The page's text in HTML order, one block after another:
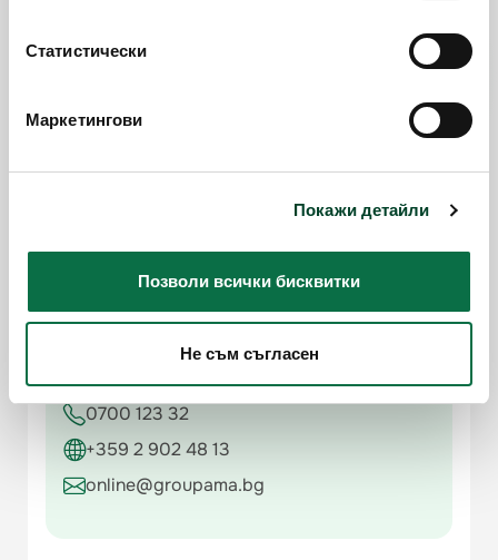
повече информация:
Политика за използване на
Статистически
Маркетингови
Покажи детайли
Позволи всички бисквитки
Не съм съгласен
0700 123 32
+359 2 902 48 13
online@groupama.bg